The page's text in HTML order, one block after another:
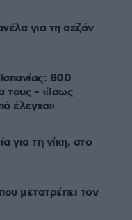
για τη σεζόν
800
τους - «Ίσως
έλεγχο»
για τη νίκη, στο
μετατρέπει τον